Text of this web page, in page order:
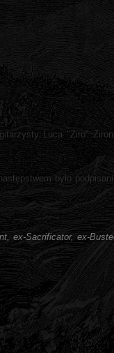
Luca "Ziro"
było
ex-Sacrificator, ex-